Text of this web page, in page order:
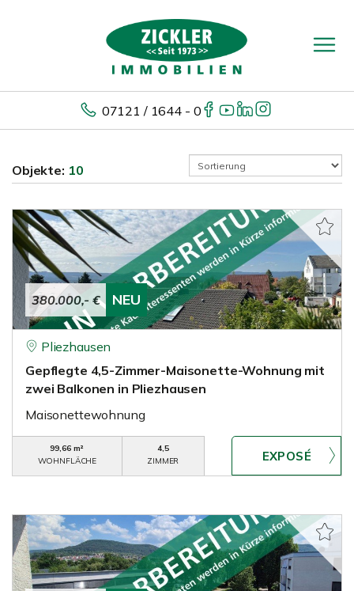
07121 / 1644 - 0
Objekte: 10
380.000,- € NEU
Pliezhausen
Gepflegte 4,5-Zimmer-Maisonette-Wohnung mit
zwei Balkonen in Pliezhausen
Maisonettewohnung
99,66 m²
WOHNFLÄCHE
4,5
ZIMMER